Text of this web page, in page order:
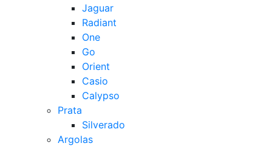
Jaguar
Radiant
One
Go
Orient
Casio
Calypso
Prata
Silverado
Argolas